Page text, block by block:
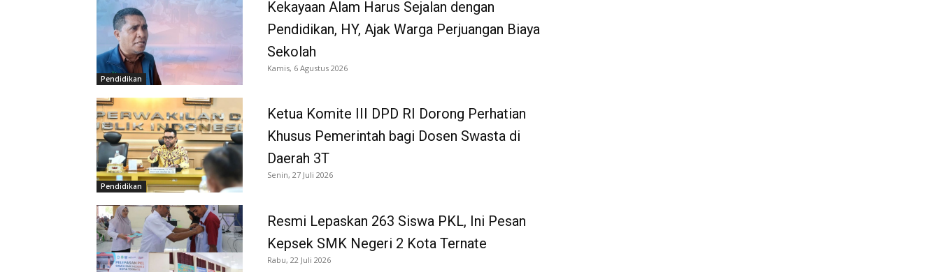
Pendidikan
Kekayaan Alam Harus Sejalan dengan
Pendidikan, HY, Ajak Warga Perjuangan Biaya
Sekolah
Kamis, 6 Agustus 2026
Pendidikan
Ketua Komite III DPD RI Dorong Perhatian
Khusus Pemerintah bagi Dosen Swasta di
Daerah 3T
Senin, 27 Juli 2026
Resmi Lepaskan 263 Siswa PKL, Ini Pesan
Kepsek SMK Negeri 2 Kota Ternate
Rabu, 22 Juli 2026